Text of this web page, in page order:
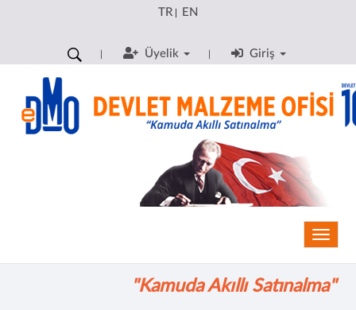
TR| EN
Üyelik Giriş
"Kamuda Akıllı Satınalma"